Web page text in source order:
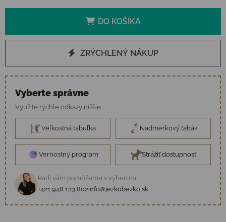
DO KOŠÍKA
ZRÝCHLENÝ NÁKUP
Vyberte správne
Využite rýchle odkazy nižšie.
Veľkostná tabuľka Nadmerkový ťahák
Vernostný program Strážiť dostupnosť
Radi vám pomôžeme s výberom
+421 948 123 802info@jezkobezko.sk